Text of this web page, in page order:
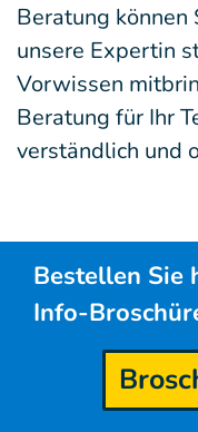
Beratung können
unsere Expertin
Vorwissen
Beratung für Ihr
verständlich und
Bestellen Sie
Info-